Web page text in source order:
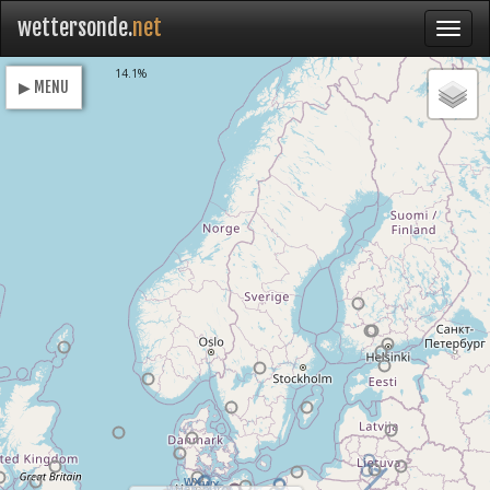
wettersonde.net
▶ MENU
14.1%